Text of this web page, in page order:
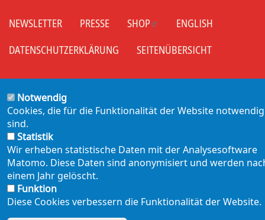
Footer
NEWSLETTER PRESSE SHOP
ENGLISH
DATENSCHUTZERKLÄRUNG
SEITENÜBERSICHT
Notwendig
Cookies, die für die Funktionalität der Website notwendig
sind.
Statistik
Wir erheben statistische Daten mit der Analysesoftware
Matomo. Diese Daten sind anonymisiert und werden
einem Jahr gelöscht.
Funktion
Diese Cookies verbessern die Funktionalität der Website.